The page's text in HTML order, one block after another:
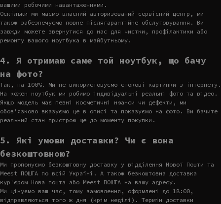
вашими робочими навантаженнями.
Оскільки ми маємо власний авторизований сервісний центр, ми
також забезпечуємо повне післягарантійне обслуговування. Ви
завжди можете звернутися до нас для чистки, профілактики або
ремонту вашого ноутбука в майбутньому.
4. Я отримаю саме той ноутбук, що бачу
на фото?
Так, на 100%. Ми не використовуємо стокові картинки з інтернету.
На кожен ноутбук ми робимо індивідуальні реальні фото та відео.
Якщо модель має певні косметичні нюанси чи дефекти, ми
обов'язково вказуємо це в описі та показуємо на фото. Ви бачите
реальний стан пристрою ще до моменту покупки.
5. Які умови доставки? Чи є вона
безкоштовною?
Ми пропонуємо безкоштовну доставку у відділення Нової Пошти та
Meest ПОШТА по всій Україні. А також безкоштовна доставка
кур'єром Нова пошта або Meest ПОШТА на вашу адресу.
Ми цінуємо ваш час, тому замовлення, оформлені до 18:00,
відправляються того ж дня (крім неділі). Термін доставки